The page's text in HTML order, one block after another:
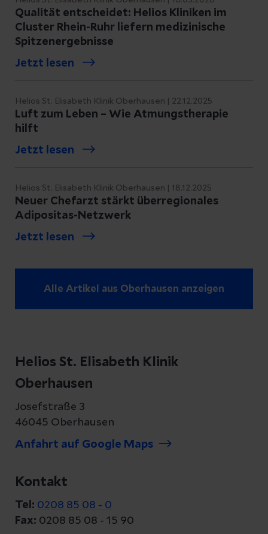
Qualität entscheidet: Helios Kliniken im
Cluster Rhein-Ruhr liefern medizinische
Spitzenergebnisse
Jetzt lesen
Helios St. Elisabeth Klinik Oberhausen | 22.12.2025
Luft zum Leben – Wie Atmungstherapie
hilft
Jetzt lesen
Helios St. Elisabeth Klinik Oberhausen | 18.12.2025
Neuer Chefarzt stärkt überregionales
Adipositas-Netzwerk
Jetzt lesen
Alle Artikel aus Oberhausen anzeigen
Helios St. Elisabeth Klinik
Oberhausen
Josefstraße 3
46045 Oberhausen
Anfahrt auf Google Maps
Kontakt
Tel: 0208 85 08 - 0
Fax: 0208 85 08 - 15 90